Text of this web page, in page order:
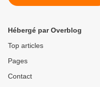
Hébergé par Overblog
Top articles
Pages
Contact